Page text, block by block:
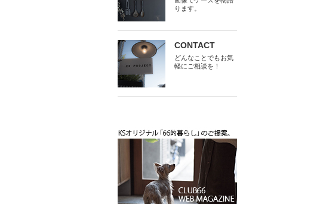
ります。
CONTACT
どんなことでもお気
軽にご相談を！